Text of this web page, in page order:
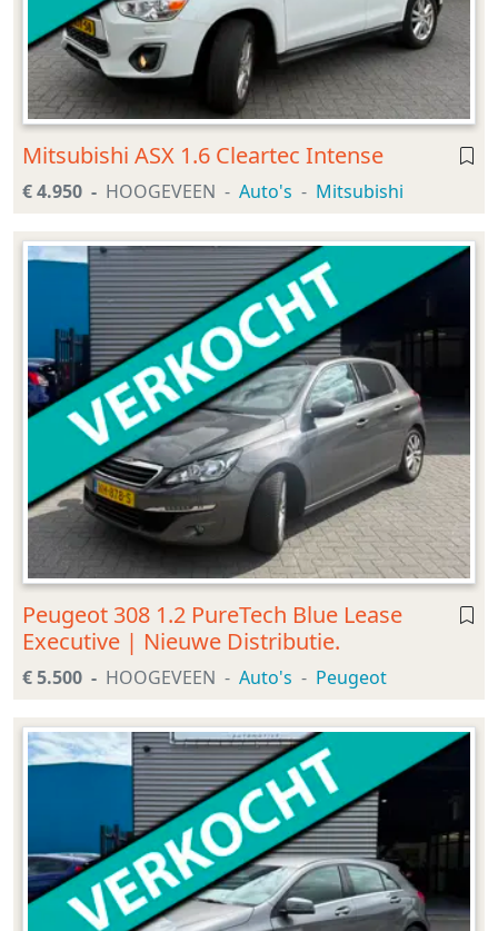
Mitsubishi ASX 1.6 Cleartec Intense
€ 4.950 HOOGEVEEN Auto's Mitsubishi
Peugeot 308 1.2 PureTech Blue Lease
Executive | Nieuwe Distributie.
€ 5.500 HOOGEVEEN Auto's Peugeot